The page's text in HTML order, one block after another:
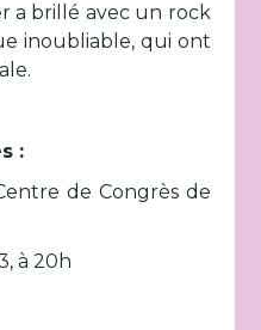
a brillé avec un rock
inoubliable, qui ont
:
de Congrès de
à 20h